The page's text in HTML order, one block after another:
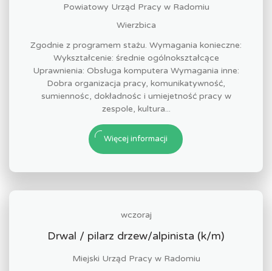
Powiatowy Urząd Pracy w Radomiu
Wierzbica
Zgodnie z programem stażu. Wymagania konieczne:
Wykształcenie: średnie ogólnokształcące
Uprawnienia: Obsługa komputera Wymagania inne:
Dobra organizacja pracy, komunikatywność,
sumiennośc, dokładnośc i umiejetność pracy w
zespole, kultura...
Więcej informacji
wczoraj
Drwal / pilarz drzew/alpinista (k/m)
Miejski Urząd Pracy w Radomiu